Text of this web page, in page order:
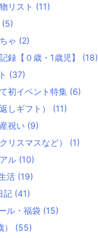
リスト (11)
(5)
ゃ (2)
録【０歳・1歳児】 (18)
(37)
初イベント特集 (6)
しギフト） (11)
祝い (9)
リスマスなど） (1)
ル (10)
活 (19)
記 (41)
ル・福袋 (15)
） (55)